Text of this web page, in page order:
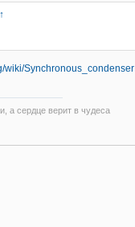
↑
wiki/Synchronous_condenser
а сердце верит в чудеса